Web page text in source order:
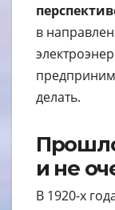
в
делать.
и не
В 1920-х